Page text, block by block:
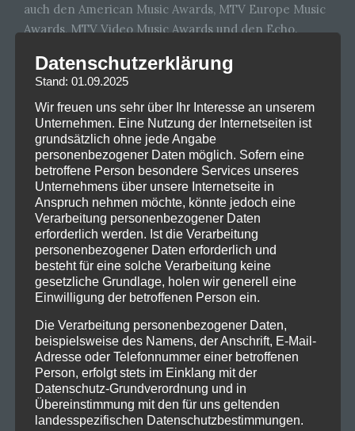
auch den American Music Awards, MTV Europe Music
Awards, MTV Video Music Awards und den Echo.
Viele ihrer Songs wie „Rollin'“, „My Generation“, „My
Way“ oder der Titel-Soundtrack „Take a Look Around“
zum Film Mission Impossible 2 bzw. das Cover des
balladeskenThe Who -Klassikers „Behind Blue Eyes“
wurden Dauerbrenner und sind im TV, Radio oder auf
Parties nicht mehr wegzudenken.
Nach 10 Jahren ohne neues Album, wurde im Oktober
2021 endlich ihr Album „Still Sucks“ veröffentlicht.
Übrigens ganz modern lediglich digital.
Die Tour zum gleichnamigen Album sollte 2022
stattfinden, musste allerdings aufgrund
„gesundheitlichen Bedenken“ abgesagt werden.
Nun scheinen wieder alle gesund zu sein und die Tour
kann endlich stattfinden.
Wir freuen uns, die neuen, aber natürlich auch die
alten Lieder endlich live zu hören und ordentlich
mitzugrölen und einfach abzufeiern.
Datenschutzerklärung
Stand: 01.09.2025
Wir freuen uns sehr über Ihr Interesse an unserem
Unternehmen. Eine Nutzung der Internetseiten ist
grundsätzlich ohne jede Angabe
personenbezogener Daten möglich. Sofern eine
betroffene Person besondere Services unseres
Unternehmens über unsere Internetseite in
Anspruch nehmen möchte, könnte jedoch eine
Verarbeitung personenbezogener Daten
erforderlich werden. Ist die Verarbeitung
personenbezogener Daten erforderlich und
besteht für eine solche Verarbeitung keine
gesetzliche Grundlage, holen wir generell eine
Einwilligung der betroffenen Person ein.
Die Verarbeitung personenbezogener Daten,
beispielsweise des Namens, der Anschrift, E-Mail-
Adresse oder Telefonnummer einer betroffenen
Person, erfolgt stets im Einklang mit der
Datenschutz-Grundverordnung und in
Übereinstimmung mit den für uns geltenden
landesspezifischen Datenschutzbestimmungen.